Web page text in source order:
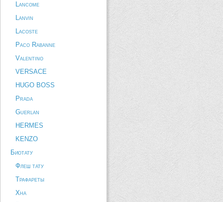
Lancome
Lanvin
Lacoste
Paco Rabanne
Valentino
VERSACE
HUGO BOSS
Prada
Guerlan
HERMES
KENZO
Биотату
Флеш тату
Трафареты
Хна